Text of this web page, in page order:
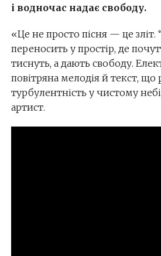
і водночас надає свободу.
«Це не просто пісня — це зліт.
переносить у простір, де
тиснуть, а дають свободу.
повітряна мелодія й текст, що
турбулентність у чистому
артист.